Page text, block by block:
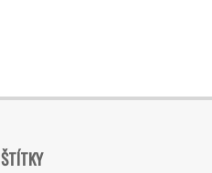
ŠTÍTKY